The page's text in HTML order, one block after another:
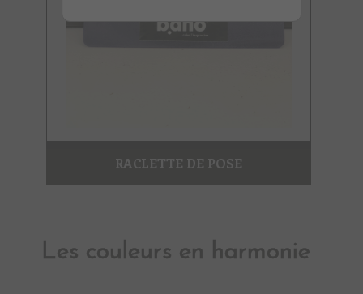
RACLETTE DE POSE
Les couleurs en harmonie